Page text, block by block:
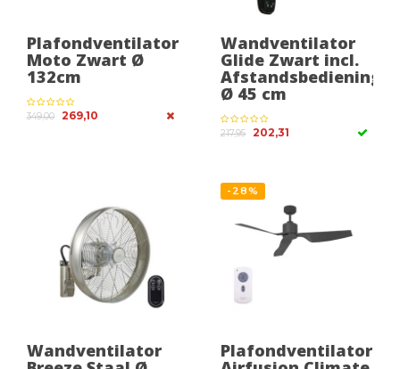
Plafondventilator
Moto Zwart Ø
132cm
349,00 269,10
Wandventilator
Glide Zwart incl.
Afstandsbediening
Ø 45 cm
217,95 202,31
Wandventilator
-28%
Plafondventilator